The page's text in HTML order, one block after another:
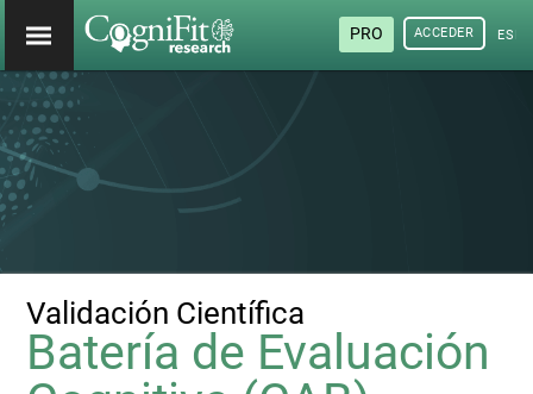
PRO ACCEDER
Validación Científica
Batería de Evaluación